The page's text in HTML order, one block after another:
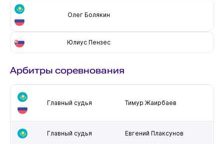
Олег Болякин
Юлиус Пензес
Арбитры соревнования
Главный судья Тимур Жаирбаев
Главный судья Евгений Плаксунов